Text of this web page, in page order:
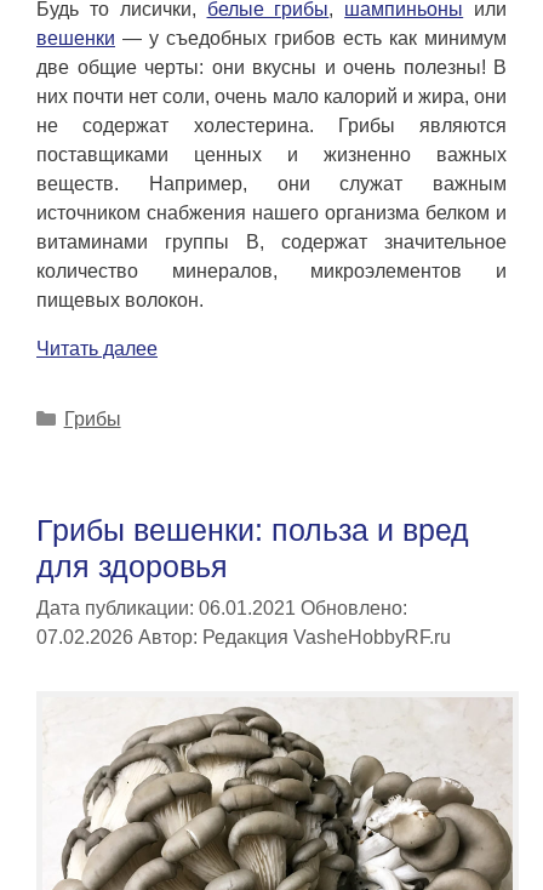
Будь то лисички, белые грибы, шампиньоны или
вешенки — у съедобных грибов есть как минимум
две общие черты: они вкусны и очень полезны! В
них почти нет соли, очень мало калорий и жира, они
не содержат холестерина. Грибы являются
поставщиками ценных и жизненно важных
веществ. Например, они служат важным
источником снабжения нашего организма белком и
витаминами группы B, содержат значительное
количество минералов, микроэлементов и
пищевых волокон.
Читать далее
Рубрики
Грибы
Грибы вешенки: польза и вред
для здоровья
Дата публикации: 06.01.2021 Обновлено:
07.02.2026 Автор: Редакция VasheHobbyRF.ru